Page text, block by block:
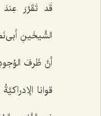
قَد تَقَرَّرَ
الشَّیخَینِ
أنَّ ظَرفَ
قوانا